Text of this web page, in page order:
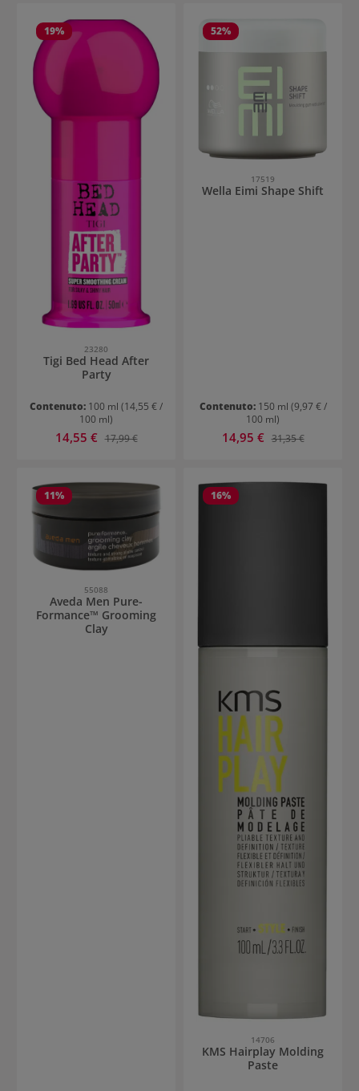
19%
23280
Tigi Bed Head After
Party
Contenuto: 100 ml (14,55 € /
100 ml)
Prezzo di vendita:
14,55 € Prezzo normale:
17,99 €
52%
17519
Wella Eimi Shape Shift
Contenuto: 150 ml (9,97 € /
100 ml)
Prezzo di vendita:
14,95 € Prezzo normale:
31,35 €
11%
55088
Aveda Men Pure-
Formance™ Grooming
Clay
16%
14706
KMS Hairplay Molding
Paste